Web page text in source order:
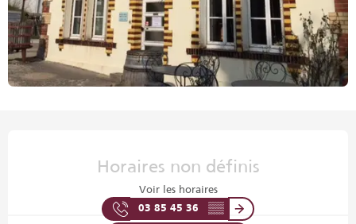
Horaires non définis
Voir les horaires
03 85 45 36 ▒▒